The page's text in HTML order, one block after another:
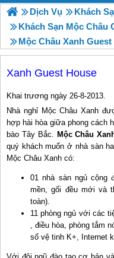
Dịch Vụ
Khách
Khách Sạn Mộc Châu
Mộc Châu Xanh Guest
Xanh Guest House
Khai trương ngày 26-8-2013.
Nhà nghỉ Mộc Châu Xanh
hợp hài hòa giữa phong cách
bào Tây Bắc. Mộc Châu
quý khách muốn ở nhà sàn
Mộc Châu Xanh có:
01 nhà sàn ngủ cộng
mền, gối đều mới và
toàn).
11 phòng ngủ với các
, điều hòa, phòng tắm
số vệ tinh K+, Internet